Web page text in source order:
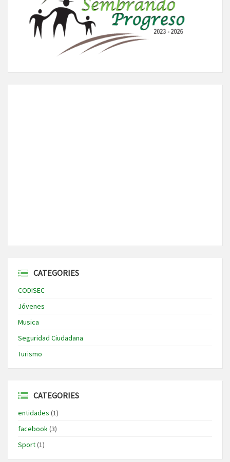
CATEGORIES
CODISEC
Jóvenes
Musica
Seguridad Ciudadana
Turismo
CATEGORIES
entidades (1)
facebook(3)
Sport(1)